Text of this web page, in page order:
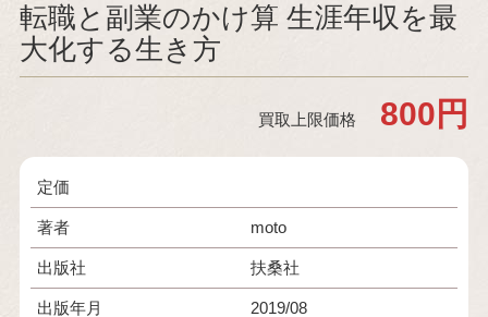
転職と副業のかけ算 生涯年収を最
大化する生き方
買取上限価格 800円
定価
著者 moto
出版社 扶桑社
出版年月 2019/08